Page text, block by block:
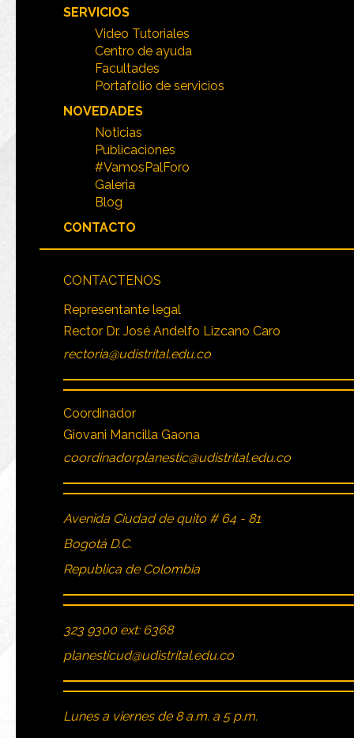
SERVICIOS
Video Tutoriales
Centro de ayuda
Facultades
Portafolio de servicios
NOVEDADES
Noticias
Publicaciones
#VamosPalForo
Galeria
Blog
CONTACTO
CONTACTENOS
Representante legal
Rector Dr. José Andelfo Lizcano Caro
rectoria@udistrital.edu.co
Coordinador
Giovani Mancilla Gaona
coordinadorplanestic@udistrital.edu.co
Avenida Ciudad de quito # 64 - 81
Bogotá D.C.
Republica de Colombia
323 9300 ext: 6368
planesticud@udistrital.edu.co
Lunes a viernes de 8 a.m. a 5 p.m.